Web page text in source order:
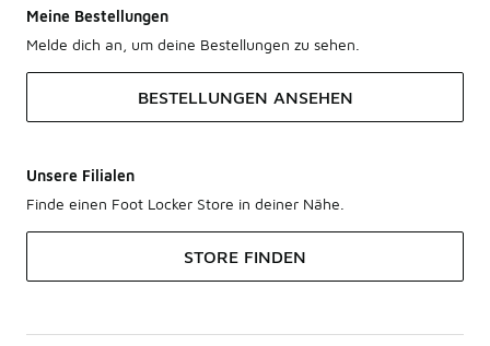
Meine Bestellungen
Melde dich an, um deine Bestellungen zu sehen.
BESTELLUNGEN ANSEHEN
Unsere Filialen
Finde einen Foot Locker Store in deiner Nähe.
STORE FINDEN